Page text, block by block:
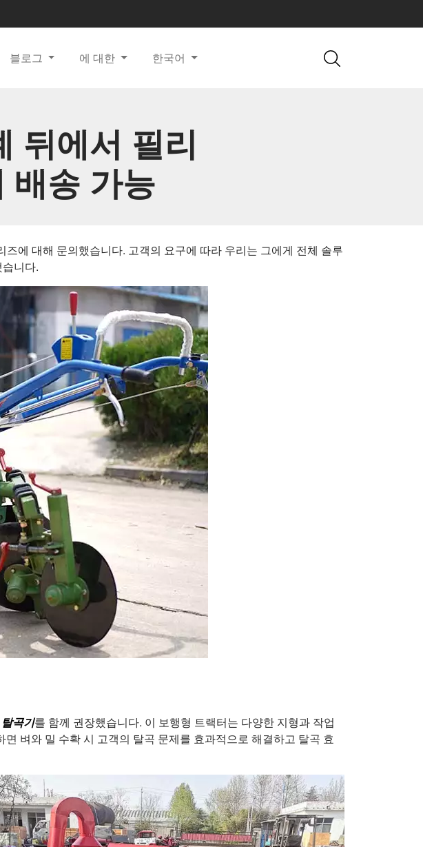
블로그 에 대한 한국어
뒤에서 필리
배송 가능
에 대해 문의했습니다. 고객의 요구에 따라 우리는 그에게 전체 솔루
니다.
곡기를 함께 권장했습니다. 이 보행형 트랙터는 다양한 지형과 작업
벼와 밀 수확 시 고객의 탈곡 문제를 효과적으로 해결하고 탈곡 효